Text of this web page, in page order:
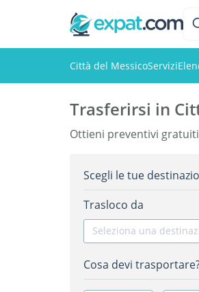
Città del MessicoServizi
Trasferirsi in
Ottieni preventivi
Scegli le tue
Trasloco da
Seleziona una
Cosa devi